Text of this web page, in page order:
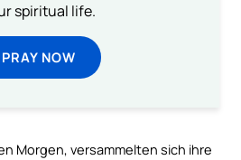
spiritual life.
PRAY NOW
Morgen, versammelten sich ihre